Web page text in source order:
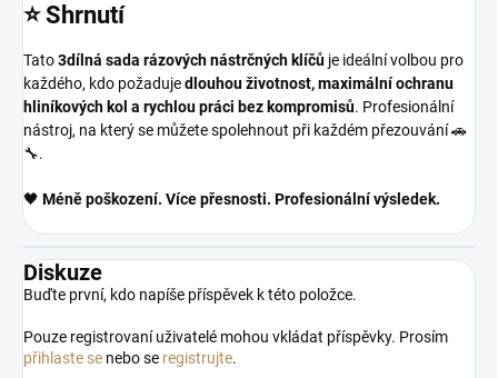
⭐ Shrnutí
Tato3dílná sada rázových nástrčných klíčů je ideální volbou pro
každého, kdo požadujedlouhou životnost, maximální ochranu
hliníkových kol a rychlou práci bez kompromisů. Profesionální
nástroj, na který se můžete spolehnout při každém přezouvání 🚗
🔧.
🖤 Méně poškození. Více přesnosti. Profesionální výsledek.
Diskuze
Buďte první, kdo napíše příspěvek k této položce.
Pouze registrovaní uživatelé mohou vkládat příspěvky. Prosím
přihlaste se nebo se registrujte.